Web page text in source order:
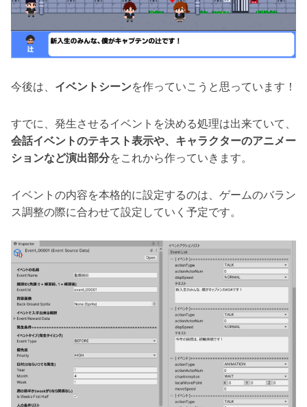
今後は、 イベントシーンを作っていこうと思っています！
すでに、発生させるイベントを決める処理は出来ていて、
会話イベントのテキスト表示や、キャラクターのアニメー
ションなど演出部分をこれから作っていきます。
イベントの内容を本格的に設定するのは、ゲームのバラン
ス調整の際に合わせて設定していく予定です。